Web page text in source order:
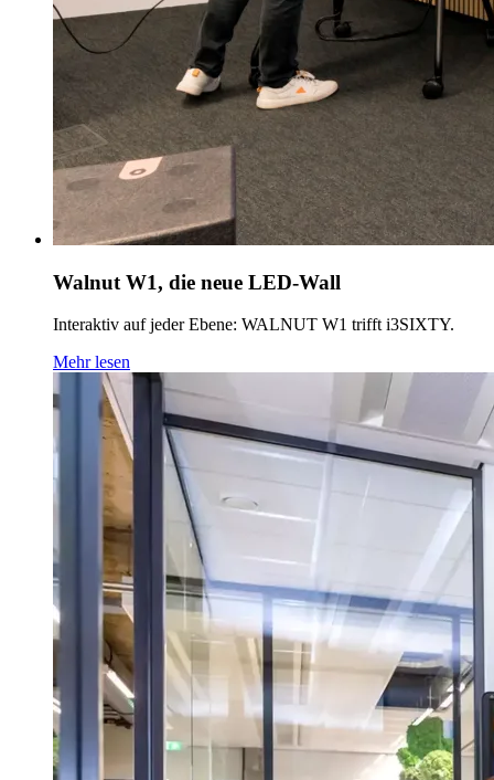
Walnut W1, die neue LED-Wall
Interaktiv auf jeder Ebene: WALNUT W1 trifft i3SIXTY.
Mehr lesen